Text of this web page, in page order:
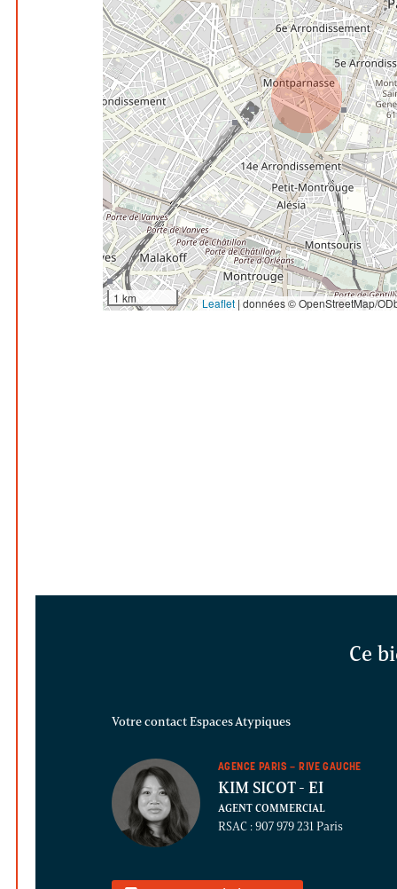
1 km Leaflet | données © OpenStreetMap/
Ce
Votre contact Espaces Atypiques
AGENCE PARIS – RIVE GAUCHE
KIM SICOT- EI
AGENT COMMERCIAL
RSAC : 907 979 231 Paris